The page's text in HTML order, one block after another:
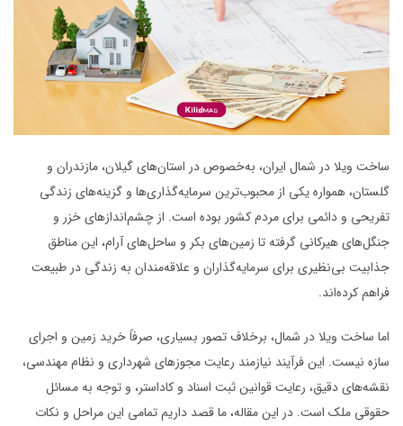
ساخت ویلا در شمال ایران، به‌خصوص در استان‌های گیلان، مازندران و
گلستان، همواره یکی از محبوب‌ترین سرمایه‌گذاری‌ها و گزینه‌های زندگی
تفریحی و دائمی برای مردم کشور بوده است. از چشم‌اندازهای خزر و
جنگل‌های هیرکانی گرفته تا زمین‌های بکر و ساحل‌های آرام، این مناطق
جذابیت بی‌نظیری برای سرمایه‌گذاران و علاقه‌مندان به زندگی در طبیعت
فراهم کرده‌اند.
اما ساخت ویلا در شمال، برخلاف تصور بسیاری، صرفاً خرید زمین و اجرای
سازه نیست. این فرآیند نیازمند رعایت مجوزهای شهرداری و نظام مهندسی،
نقشه‌های دقیق، رعایت قوانین ثبت اسناد و کاداستر، و توجه به مسائل
حقوقی ملک است. در این مقاله، ما قصد داریم تمامی این مراحل و نکات